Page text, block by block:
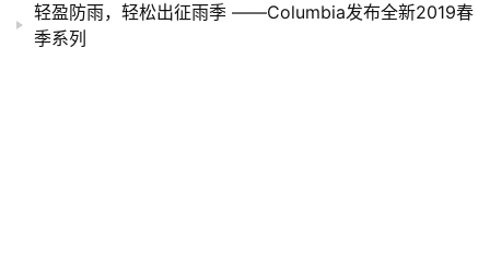
轻盈防雨，轻松出征雨季 ——Columbia发布全新2019春
季系列